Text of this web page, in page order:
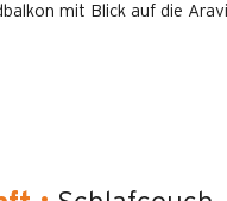
mit Blick auf die